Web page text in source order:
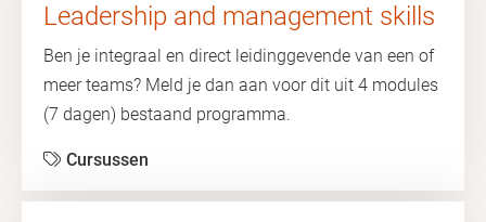
Leadership and management skills
Ben je integraal en direct leidinggevende van een of
meer teams? Meld je dan aan voor dit uit 4 modules
(7 dagen) bestaand programma.
Cursussen